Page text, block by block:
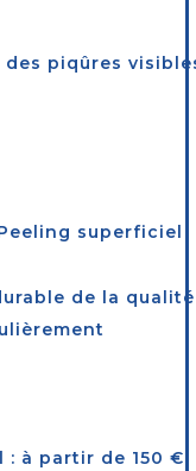
des piqûres
superficiel
de la
: à partir de 150 €